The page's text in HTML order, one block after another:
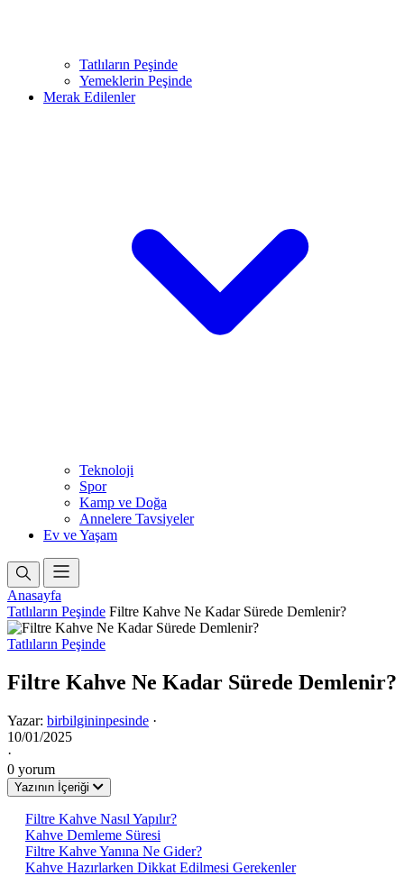
Tatlıların Peşinde
Yemeklerin Peşinde
Merak Edilenler
Teknoloji
Spor
Kamp ve Doğa
Annelere Tavsiyeler
Ev ve Yaşam
Anasayfa
Tatlıların Peşinde Filtre Kahve Ne Kadar Sürede Demlenir?
Tatlıların Peşinde
Filtre Kahve Ne Kadar Sürede Demlenir?
Yazar: birbilgininpesinde ·
10/01/2025
·
0 yorum
Yazının İçeriği
Filtre Kahve Nasıl Yapılır?
Kahve Demleme Süresi
Filtre Kahve Yanına Ne Gider?
Kahve Hazırlarken Dikkat Edilmesi Gerekenler